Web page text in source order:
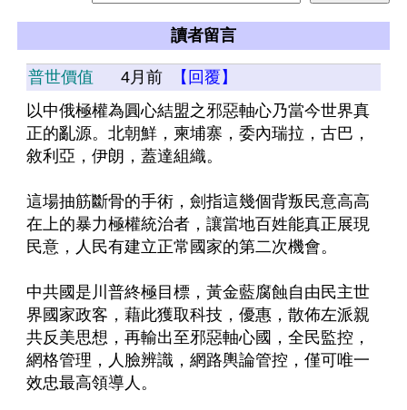
讀者留言
普世價值 4月前
【回覆】
以中俄極權為圓心結盟之邪惡軸心乃當今世界真
正的亂源。北朝鮮，柬埔寨，委內瑞拉，古巴，
敘利亞，伊朗，蓋達組織。
這場抽筋斷骨的手術，劍指這幾個背叛民意高高
在上的暴力極權統治者，讓當地百姓能真正展現
民意，人民有建立正常國家的第二次機會。
中共國是川普終極目標，黃金藍腐蝕自由民主世
界國家政客，藉此獲取科技，優惠，散佈左派親
共反美思想，再輸出至邪惡軸心國，全民監控，
網格管理，人臉辨識，網路輿論管控，僅可唯一
效忠最高領導人。